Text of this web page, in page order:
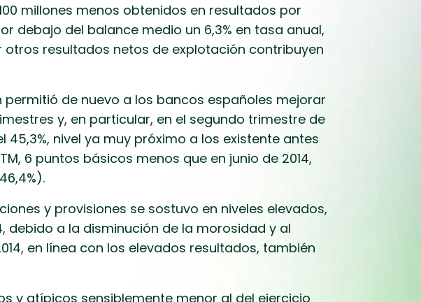
millones menos obtenidos en resultados por
debajo del balance medio un 6,3% en tasa anual,
resultados netos de explotación contribuyen
de nuevo a los bancos españoles mejorar
y, en particular, en el segundo trimestre de
nivel ya muy próximo a los existente antes
6 puntos básicos menos que en junio de 2014,
y provisiones se sostuvo en niveles elevados,
debido a la disminución de la morosidad y al
en línea con los elevados resultados, también
y atípicos sensiblemente menor al del ejercicio